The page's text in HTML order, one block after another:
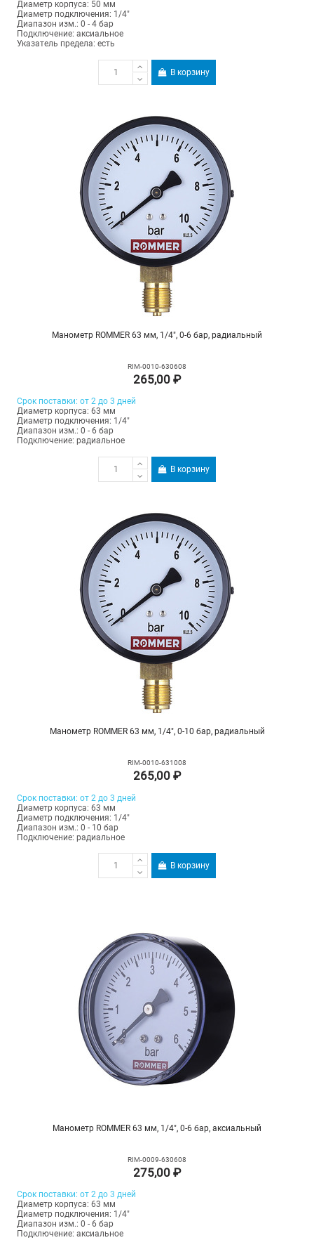
Диаметр корпуса: 50 мм
Диаметр подключения: 1/4"
Диапазон изм.: 0 - 4 бар
Подключение: аксиальное
Указатель предела: есть
В корзину
Манометр ROMMER 63 мм, 1/4", 0-6 бар, радиальный
RIM-0010-630608
265,00 ₽
Срок поставки: от 2 до 3 дней
Диаметр корпуса: 63 мм
Диаметр подключения: 1/4"
Диапазон изм.: 0 - 6 бар
Подключение: радиальное
В корзину
Манометр ROMMER 63 мм, 1/4", 0-10 бар, радиальный
RIM-0010-631008
265,00 ₽
Срок поставки: от 2 до 3 дней
Диаметр корпуса: 63 мм
Диаметр подключения: 1/4"
Диапазон изм.: 0 - 10 бар
Подключение: радиальное
В корзину
Манометр ROMMER 63 мм, 1/4", 0-6 бар, аксиальный
RIM-0009-630608
275,00 ₽
Срок поставки: от 2 до 3 дней
Диаметр корпуса: 63 мм
Диаметр подключения: 1/4"
Диапазон изм.: 0 - 6 бар
Подключение: аксиальное